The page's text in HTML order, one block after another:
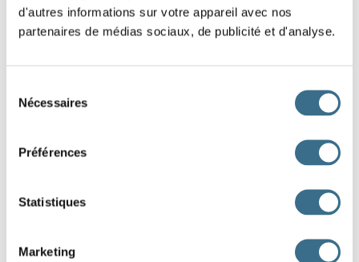
d'autres informations sur votre appareil avec nos
partenaires de médias sociaux, de publicité et d'analyse.
Nécessaires
Préférences
Statistiques
Marketing